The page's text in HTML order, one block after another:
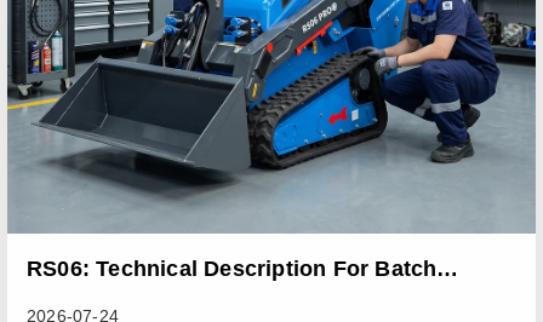
RS06: Technical Description For Batch
2026-07-24